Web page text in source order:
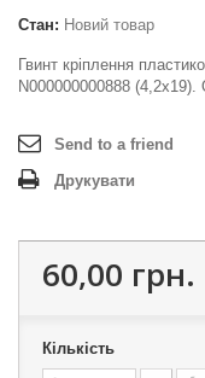
Стан: Новий товар
Гвинт кріплення
N000000000888 (4,2x19).
Send to a friend
Друкувати
60,00 грн.
Кількість